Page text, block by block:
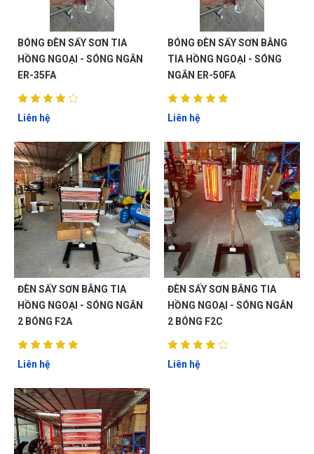
BÓNG ĐÈN SẤY SƠN TIA
HỒNG NGOẠI - SÓNG NGẮN
ER-35FA
Liên hệ
BÓNG ĐÈN SẤY SƠN BẰNG
TIA HỒNG NGOẠI - SÓNG
NGẮN ER-50FA
Liên hệ
ĐÈN SẤY SƠN BẰNG TIA
HỒNG NGOẠI - SÓNG NGẮN
2 BÓNG F2A
Liên hệ
ĐÈN SẤY SƠN BẰNG TIA
HỒNG NGOẠI - SÓNG NGẮN
2 BÓNG F2C
Liên hệ